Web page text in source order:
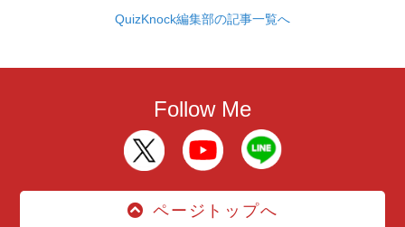
QuizKnock編集部の記事一覧へ
Follow Me
ページトップへ